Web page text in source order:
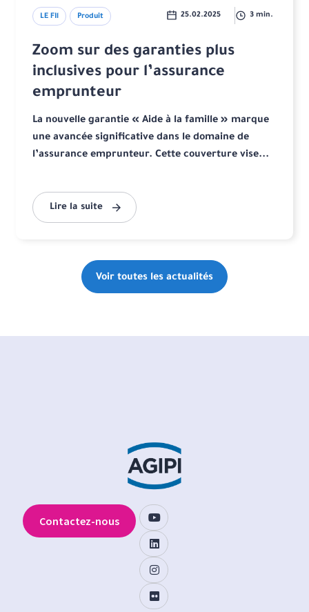
LE FIl Produit 25.02.2025 3 min.
Zoom sur des garanties plus
inclusives pour l’assurance
emprunteur
La nouvelle garantie « Aide à la famille » marque
une avancée significative dans le domaine de
l’assurance emprunteur. Cette couverture vise...
Lire la suite
Voir toutes les actualités
Contactez-nous